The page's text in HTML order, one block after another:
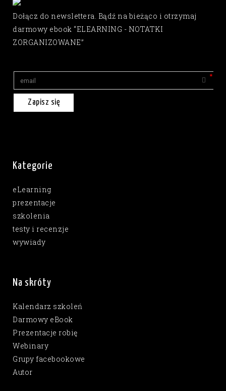
Dołącz do newslettera. Bądź na bieżąco i otrzymaj
darmowy ebook “ELEARNING - NOTATKI
ZORGANIZOWANE”
Zapisz się
Kategorie
eLearning
prezentacje
szkolenia
testy i recenzje
wywiady
Na skróty
Kalendarz szkoleń
Darmowy eBook
Prezentacje robię
Webinary
Grupy facebookowe
Autor